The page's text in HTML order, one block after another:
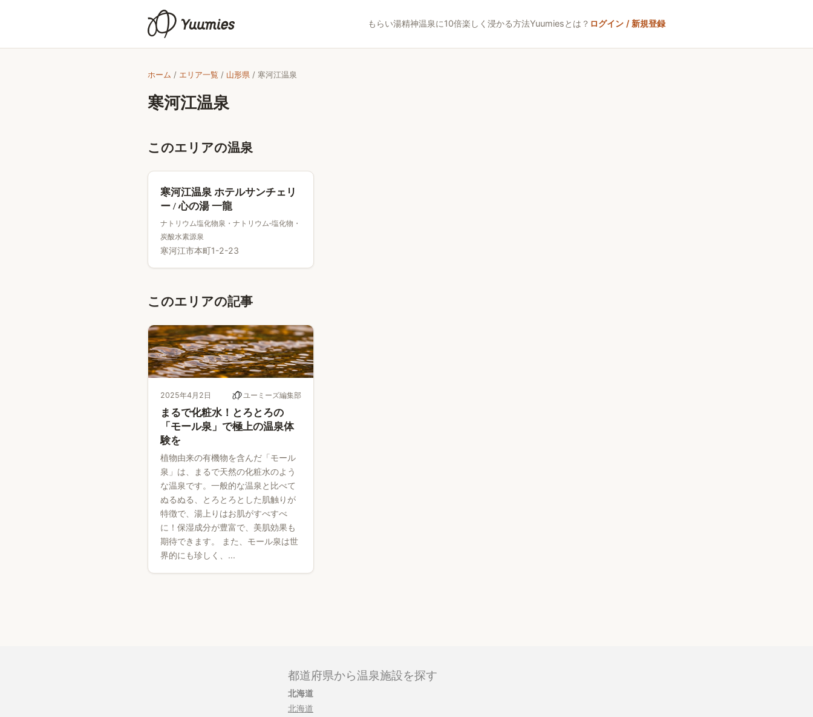
もらい湯精神温泉に10倍楽しく浸かる方法Yuumiesとは？ ログイン / 新規登録
ホーム / エリア一覧 / 山形県 / 寒河江温泉
寒河江温泉
このエリアの温泉
寒河江温泉 ホテルサンチェリ
ー / 心の湯 一龍
ナトリウム塩化物泉・ナトリウム‐塩化物・
炭酸水素源泉
寒河江市本町1-2-23
このエリアの記事
2025年4月2日 ユーミーズ編集部
まるで化粧水！とろとろの
「モール泉」で極上の温泉体
験を
植物由来の有機物を含んだ「モール
泉」は、まるで天然の化粧水のよう
な温泉です。一般的な温泉と比べて
ぬるぬる、とろとろとした肌触りが
特徴で、湯上りはお肌がすべすべ
に！保湿成分が豊富で、美肌効果も
期待できます。 また、モール泉は世
界的にも珍しく、...
都道府県から温泉施設を探す
北海道
北海道